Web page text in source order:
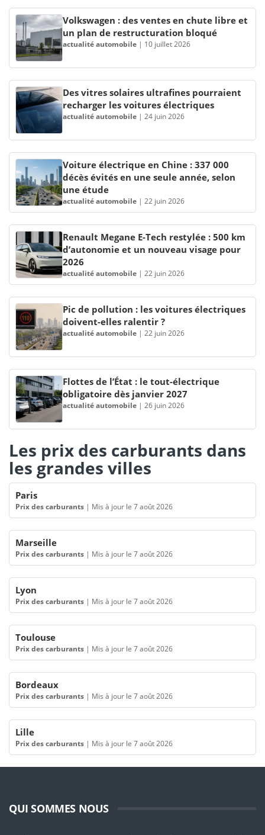
Volkswagen : des ventes en chute libre et
un plan de restructuration bloqué
actualité automobile | 10 juillet 2026
Des vitres solaires ultrafines pourraient
recharger les voitures électriques
actualité automobile | 24 juin 2026
Voiture électrique en Chine : 337 000
décès évités en une seule année, selon
une étude
actualité automobile | 22 juin 2026
Renault Megane E-Tech restylée : 500 km
d’autonomie et un nouveau visage pour
2026
actualité automobile | 22 juin 2026
Pic de pollution : les voitures électriques
doivent-elles ralentir ?
actualité automobile | 22 juin 2026
Flottes de l’État : le tout-électrique
obligatoire dès janvier 2027
actualité automobile | 26 juin 2026
Les prix des carburants dans
les grandes villes
Paris
Prix des carburants | Mis à jour le 7 août 2026
Marseille
Prix des carburants | Mis à jour le 7 août 2026
Lyon
Prix des carburants | Mis à jour le 7 août 2026
Toulouse
Prix des carburants | Mis à jour le 7 août 2026
Bordeaux
Prix des carburants | Mis à jour le 7 août 2026
Lille
Prix des carburants | Mis à jour le 7 août 2026
QUI SOMMES NOUS